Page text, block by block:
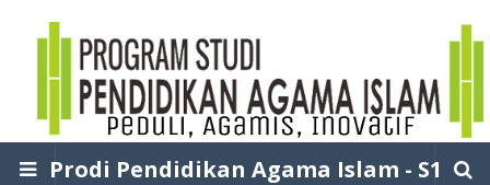
Prodi Pendidikan Agama Islam - S1